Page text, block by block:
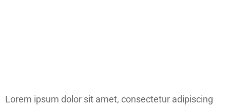
Lorem ipsum dolor sit amet, consectetur adipiscing